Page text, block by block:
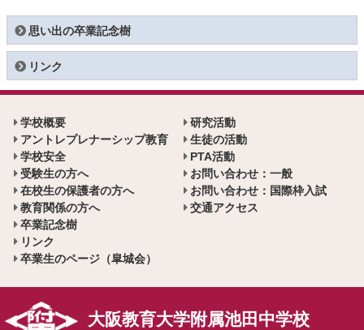
思い出の卒業記念樹
リンク
学校概要
アントレプレナーシップ教育
学校安全
研究活動
生徒の活動
PTA活動
受験生の方へ
在校生の保護者の方へ
教育関係の方へ
お問い合わせ：一般
お問い合わせ：国際枠入試
交通アクセス
卒業記念樹
リンク
卒業生のページ（皐城会）
大阪教育大学附属池田中学校